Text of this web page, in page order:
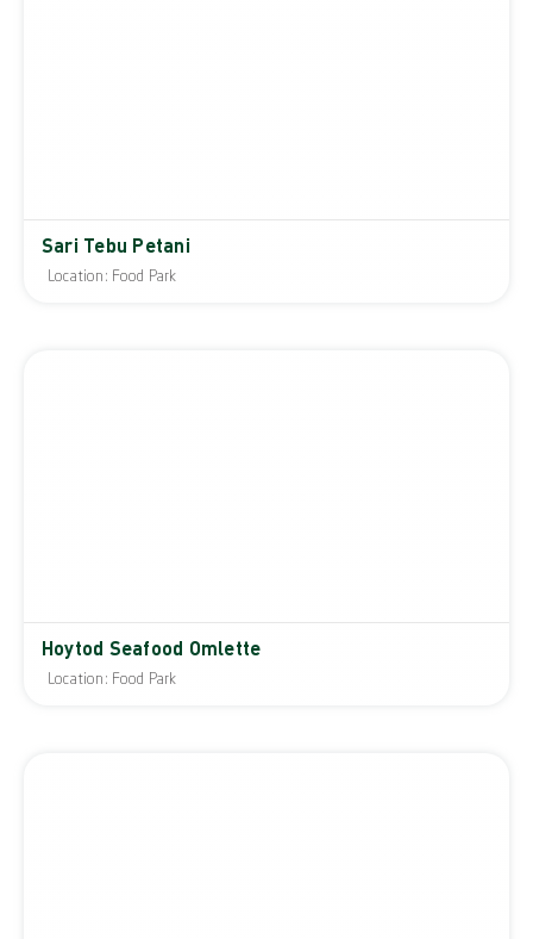
Sari Tebu Petani
Location: Food Park
Hoytod Seafood Omlette
Location: Food Park